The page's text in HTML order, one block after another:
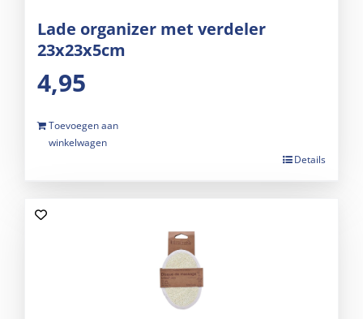
Lade organizer met verdeler
23x23x5cm
4,95
Toevoegen aan
winkelwagen
Details